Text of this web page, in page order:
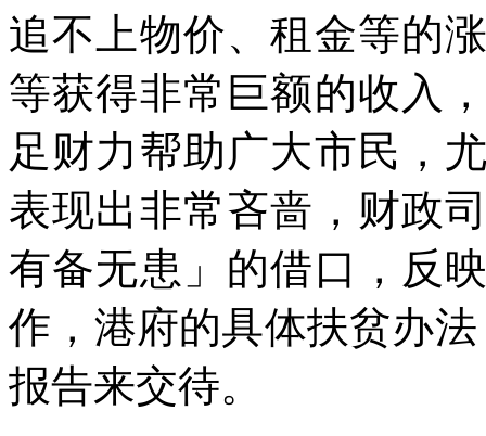
追不上物价、租金等的
等获得非常巨额的收入
足财力帮助广大市民，
表现出非常吝啬，财政
有备无患」的借口，反
作，港府的具体扶贫办
报告来交待。